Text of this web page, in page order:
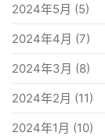
2024年5月 (5)
2024年4月 (7)
2024年3月 (8)
2024年2月 (11)
2024年1月 (10)